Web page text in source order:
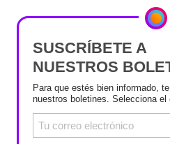
SUSCRÍBETE A
NUESTROS
Para que estés bien informado,
nuestros boletines. Selecciona el